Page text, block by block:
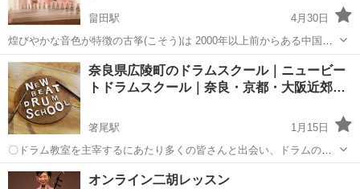
畠田駅
4月30日
煌びやかな音色が特徴の古筝(こそう)は 2000年以上前からある中国の
お琴で、 中国国内ではピアノの次に習う方が多くとてもポピュラーな
楽器です。 体験教室は無料で開講しますので まずはお気軽にお問い合
わせください！😊 教...
奈良 北葛城郡 畠田駅 その他 オンライン
奈良県広陵町のドラムスクール｜ニュービー
トドラムスクール｜奈良・京都・大阪近郊…
箸尾駅
1月15日
〇ドラム教室を主宰するにあたり多くの皆さんと出会い、ドラムの
話、音楽の話をたくさん出来れば幸せです。 見学、体験レッスンも大
歓迎！お気軽にお問い合わせください。 経験や嗜好を考慮し個々に最
奈良 北葛城郡 箸尾駅 ドラム
オンライン二胡レッスン